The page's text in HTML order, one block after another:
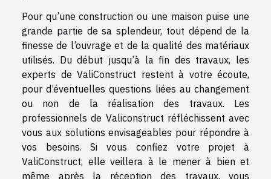
Pour qu’une construction ou une maison puise une
grande partie de sa splendeur, tout dépend de la
finesse de l’ouvrage et de la qualité des matériaux
utilisés. Du début jusqu’à la fin des travaux, les
experts de ValiConstruct restent à votre écoute,
pour d’éventuelles questions liées au changement
ou non de la réalisation des travaux. Les
professionnels de Valiconstruct réfléchissent avec
vous aux solutions envisageables pour répondre à
vos besoins. Si vous confiez votre projet à
ValiConstruct, elle veillera à le mener à bien et
même après la réception des travaux, vous